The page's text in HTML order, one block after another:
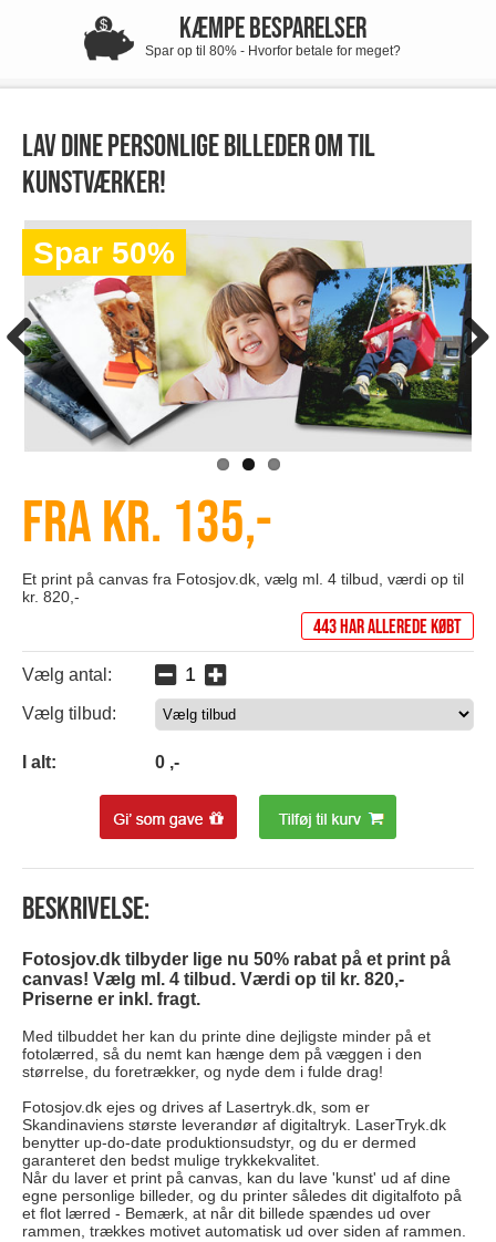
KÆMPE BESPARELSER
Spar op til 80% - Hvorfor betale for meget?
Lav dine personlige billeder om til
kunstværker!
Spar 50%
Fra kr. 135,-
Et print på canvas fra Fotosjov.dk, vælg ml. 4 tilbud, værdi op til
kr. 820,-
443 har allerede købt
Vælg antal:
Vælg tilbud:
I alt: 0 ,-
Beskrivelse:
Fotosjov.dk tilbyder lige nu 50% rabat på et print på
canvas! Vælg ml. 4 tilbud. Værdi op til kr. 820,-
Priserne er inkl. fragt.
Med tilbuddet her kan du printe dine dejligste minder på et
fotolærred, så du nemt kan hænge dem på væggen i den
størrelse, du foretrækker, og nyde dem i fulde drag!
Fotosjov.dk ejes og drives af Lasertryk.dk, som er
Skandinaviens største leverandør af digitaltryk. LaserTryk.dk
benytter up-do-date produktionsudstyr, og du er dermed
garanteret den bedst mulige trykkekvalitet.
Når du laver et print på canvas, kan du lave 'kunst' ud af dine
egne personlige billeder, og du printer således dit digitalfoto på
et flot lærred - Bemærk, at når dit billede spændes ud over
rammen, trækkes motivet automatisk ud over siden af rammen.